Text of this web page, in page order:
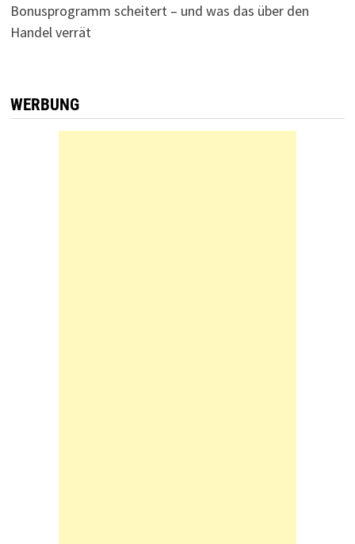
Bonusprogramm scheitert – und was das über den
Handel verrät
WERBUNG